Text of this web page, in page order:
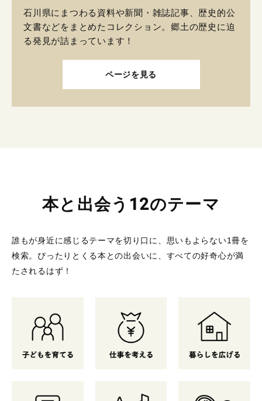
石川県にまつわる資料や新聞・雑誌記事、歴史的公
文書などをまとめたコレクション。郷土の歴史に迫
る発見が詰まっています！
ページを見る
本と出会う12のテーマ
誰もが身近に感じるテーマを切り口に、思いもよらない1冊を
検索。 ぴったりとくる本との出会いに、すべての好奇心が満
たされるはず！